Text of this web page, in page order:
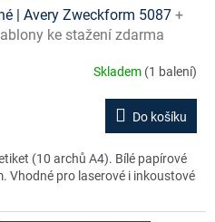
| Avery Zweckform 5087 +
ke stažení zdarma
Skladem (1 balení)
Do košíku
(10 archů A4). Bílé papírové
Vhodné pro laserové i inkoustové